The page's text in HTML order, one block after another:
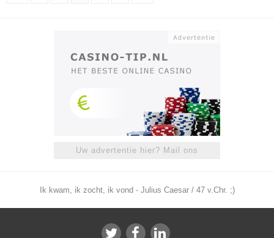
Uw advertentie hier? Mail ons
Ik kwam, ik zocht, ik vond - Julius Caesar / 47 v.Chr. ;)